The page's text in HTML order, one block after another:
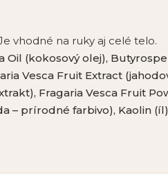
vhodné na ruky aj celé telo.
Oil (kokosový olej),
Vesca Fruit Extract
Fragaria Vesca Fruit
– prírodné farbivo), Kaolin